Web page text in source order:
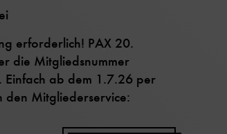
erforderlich! PAX 20.
die Mitgliedsnummer
Einfach ab dem 1.7.26 per
den Mitgliederservice: